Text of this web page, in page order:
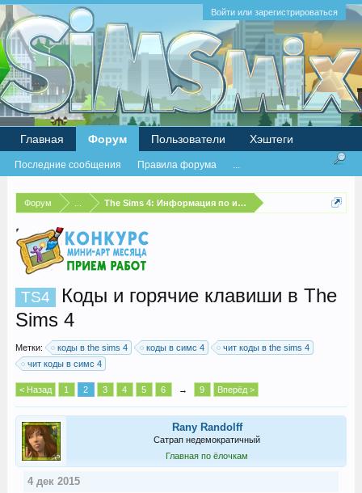
Войти или зарегистрироваться
Форум The Sims 4: Информация по игре
TS4
Коды и горячие клавиши в The
Sims 4
Метки: коды в the sims 4 коды в симс 4
чит коды в the sims 4
чит коды в симс 4
< Назад 1 2 3 4 5 6 → 9 Вперёд >
Rany Randolff
Сатрап недемократичный
Главная по ёлочкам
4 дек 2015
Главная Форум
Последние сообщения Правила форума ...
Пользователи Хэштеги